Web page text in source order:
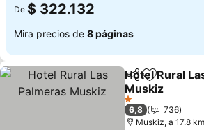
De $ 322.132
Mira precios de 8 páginas
Compartir
Agregar
Hotel Rural
Muskiz
Ver precios
1 Estrellas
6,8
736
Muskiz, a 17.8